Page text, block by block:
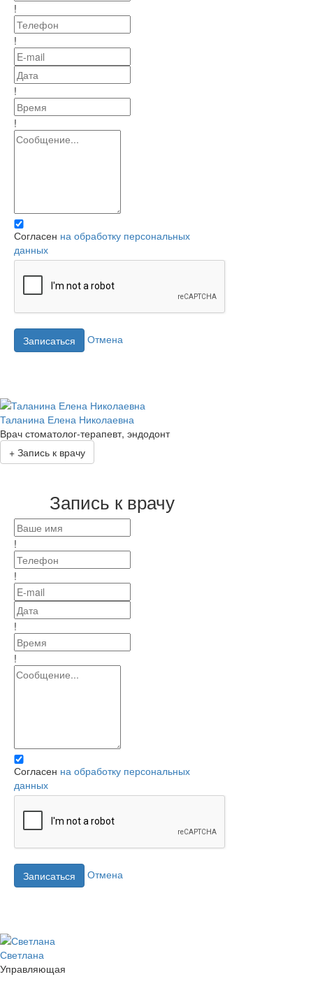
!
!
!
!
Согласен на обработку персональных
данных
Записаться Отмена
Таланина Елена Николаевна
Врач стоматолог-терапевт, эндодонт
+ Запись к врачу
Запись к врачу
!
!
!
!
Согласен на обработку персональных
данных
Записаться Отмена
Светлана
Управляющая